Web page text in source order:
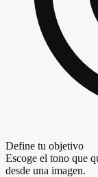
Define tu objetivo
Escoge el tono que
desde una imagen.